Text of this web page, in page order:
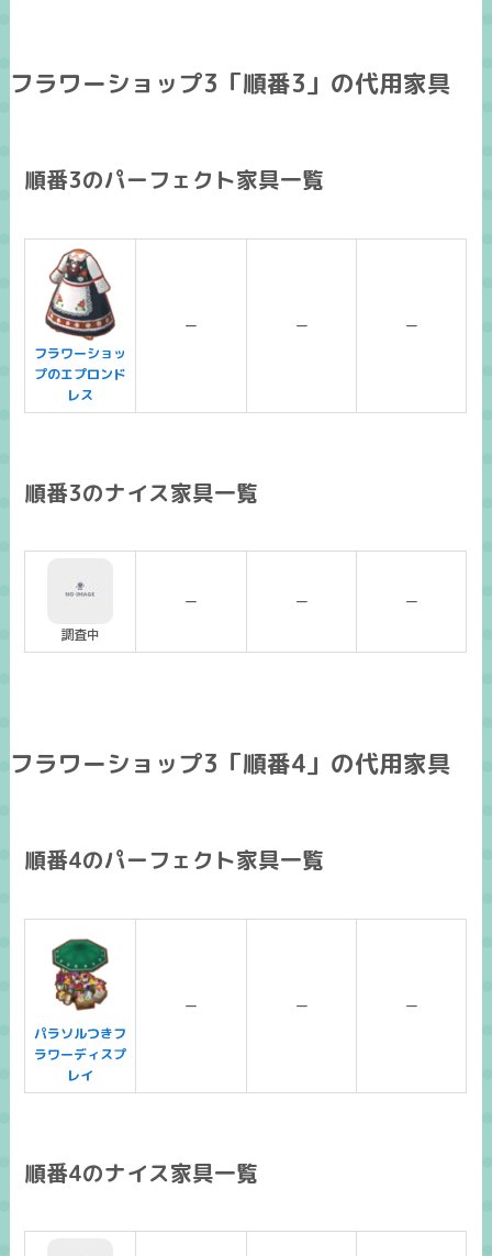
フラワーショップ3「順番3」の代用家具
順番3のパーフェクト家具一覧
フラワーショッ
プのエプロンド
レス
ー ー ー
順番3のナイス家具一覧
調査中
ー ー ー
フラワーショップ3「順番4」の代用家具
順番4のパーフェクト家具一覧
パラソルつきフ
ラワーディスプ
レイ
ー ー ー
順番4のナイス家具一覧